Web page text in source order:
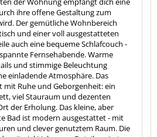
ihre offene Gestaltung zum
Der gemütliche Wohnbereich
und einer voll ausgestatteten
auch eine bequeme Schlafcouch -
Fernsehabende. Warme
und stimmige Beleuchtung
einladende Atmosphäre. Das
mit Ruhe und Geborgenheit: ein
viel Stauraum und dezenten
der Erholung. Das kleine, aber
Bad ist modern ausgestattet - mit
und clever genutztem Raum. Die